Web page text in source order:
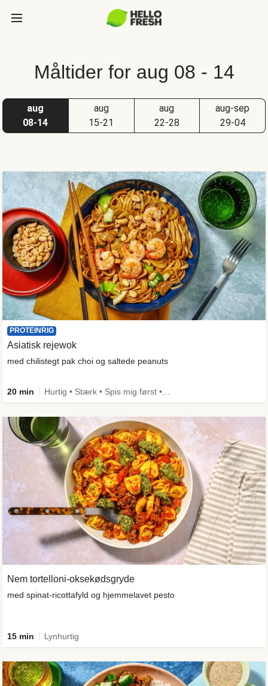
Måltider for aug 08 - 14
aug
08-14
aug
15-21
aug
22-28
aug-sep
29-04
Nem tortelloni-oksekødsgryde
med spinat-ricottafyld og hjemmelavet pesto
15 min Lynhurtig
PROTEINRIG
Asiatisk rejewok
med chilistegt pak choi og saltede peanuts
20 min